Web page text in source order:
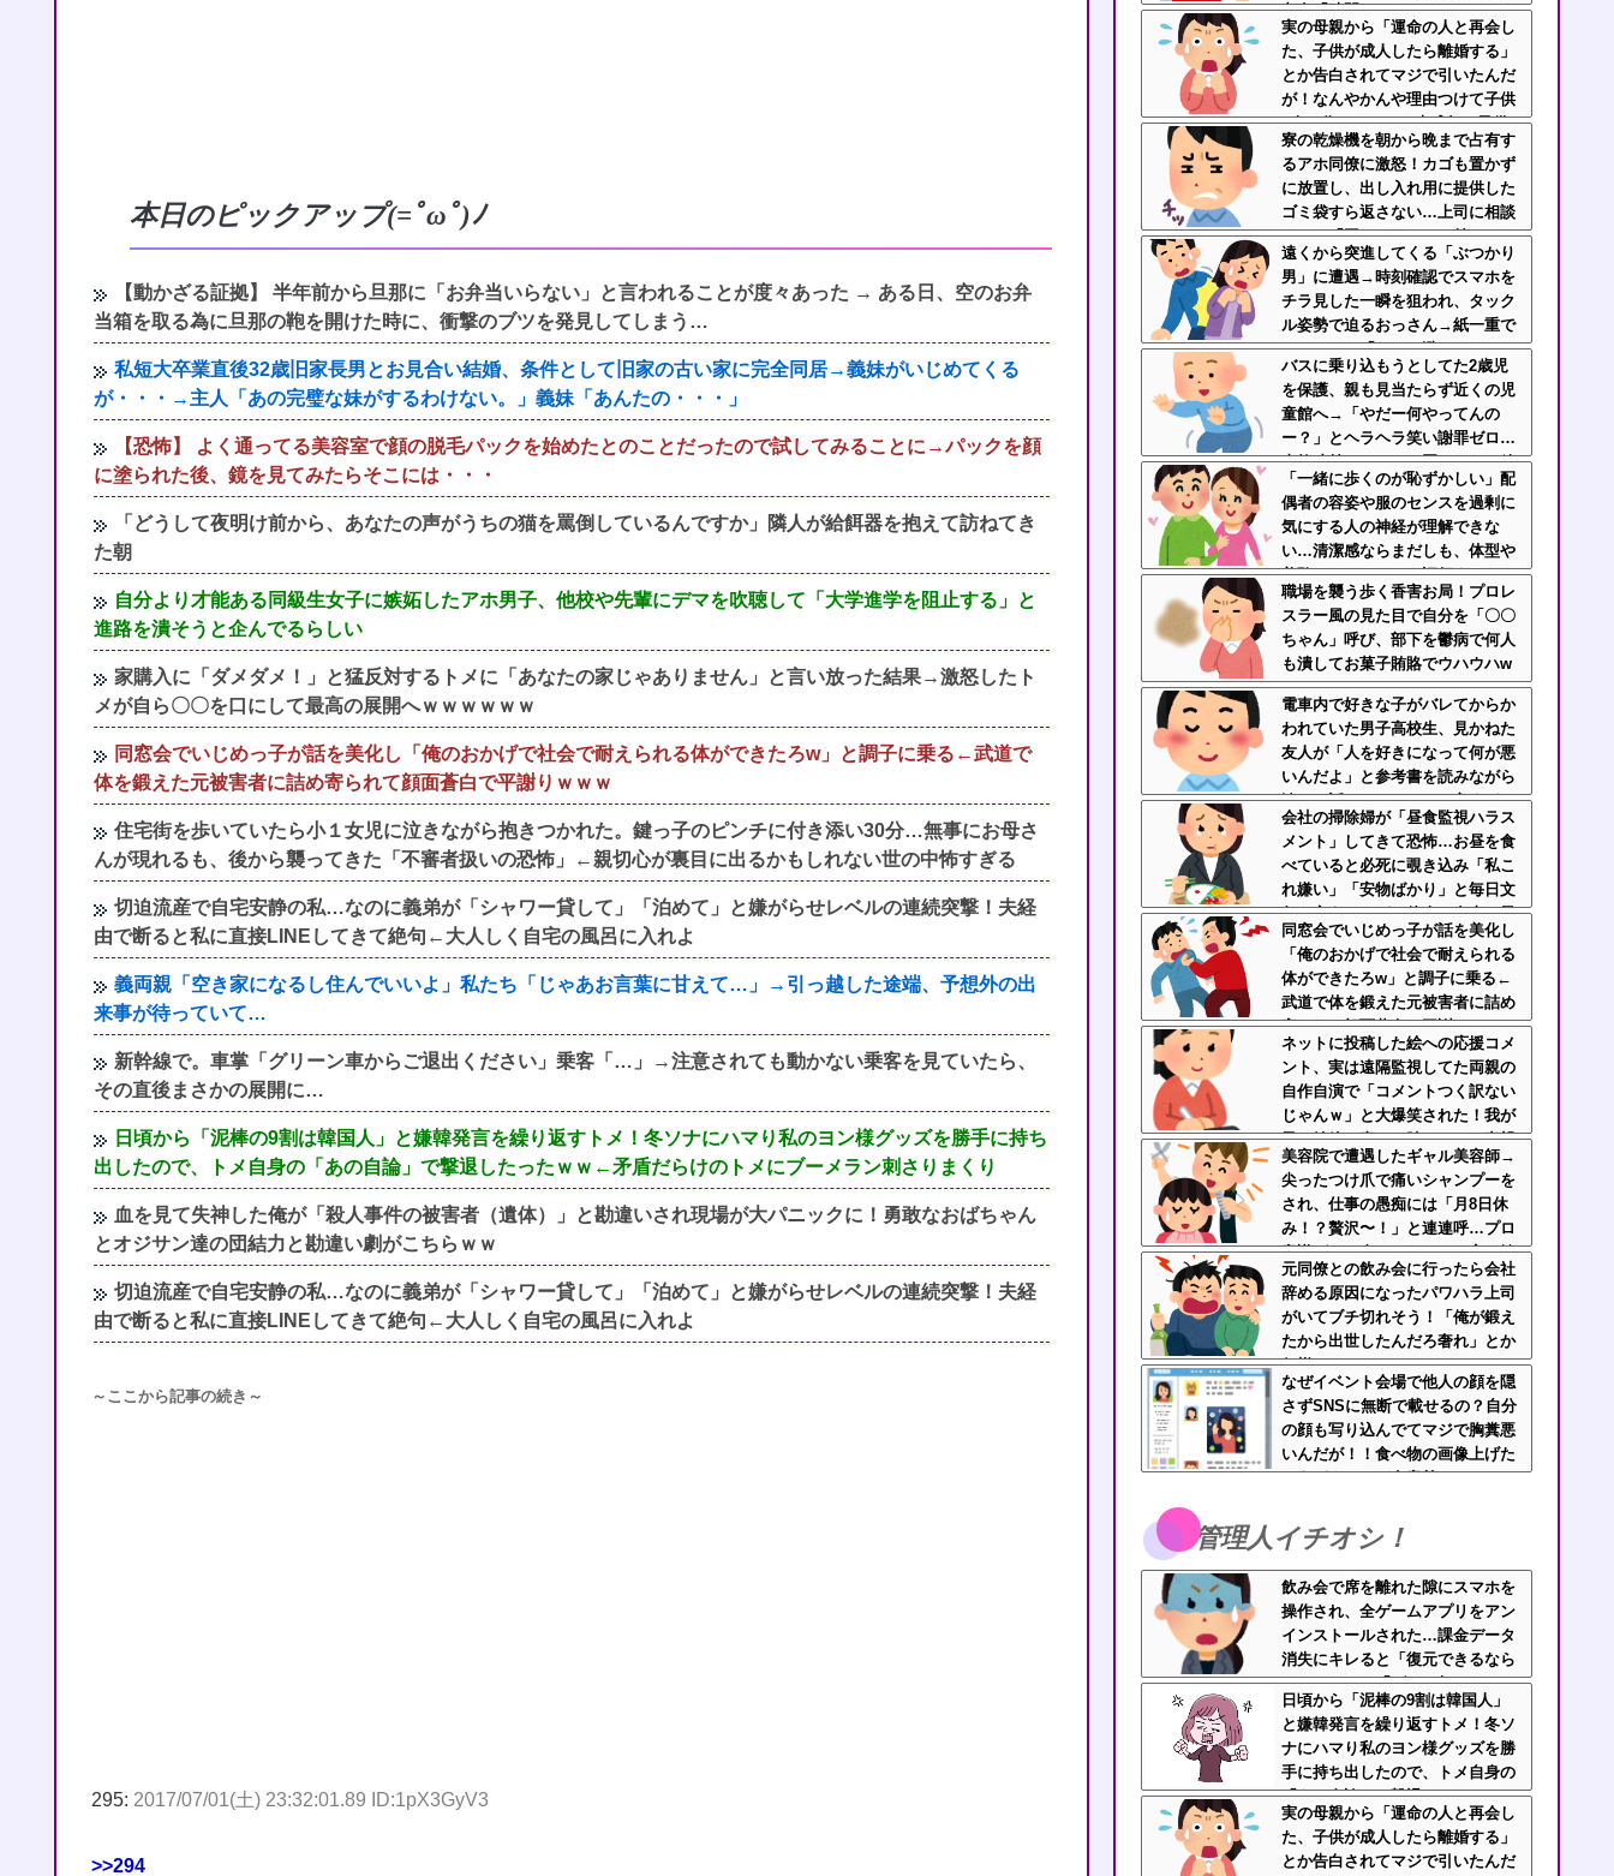
本日のピックアップ(=ﾟωﾟ)ﾉ
【動かざる証拠】 半年前から旦那に「お弁当いらない」と言われることが度々あった → ある日、空のお弁
当箱を取る為に旦那の鞄を開けた時に、衝撃のブツを発見してしまう…
私短大卒業直後32歳旧家長男とお見合い結婚、条件として旧家の古い家に完全同居→義妹がいじめてくる
が・・・→主人「あの完璧な妹がするわけない。」義妹「あんたの・・・」
【恐怖】 よく通ってる美容室で顔の脱毛パックを始めたとのことだったので試してみることに→パックを顔
に塗られた後、鏡を見てみたらそこには・・・
「どうして夜明け前から、あなたの声がうちの猫を罵倒しているんですか」隣人が給餌器を抱えて訪ねてき
た朝
自分より才能ある同級生女子に嫉妬したアホ男子、他校や先輩にデマを吹聴して「大学進学を阻止する」と
進路を潰そうと企んでるらしい
家購入に「ダメダメ！」と猛反対するトメに「あなたの家じゃありません」と言い放った結果→激怒したト
メが自ら〇〇を口にして最高の展開へｗｗｗｗｗｗ
同窓会でいじめっ子が話を美化し「俺のおかげで社会で耐えられる体ができたろw」と調子に乗る←武道で
体を鍛えた元被害者に詰め寄られて顔面蒼白で平謝りｗｗｗ
住宅街を歩いていたら小１女児に泣きながら抱きつかれた。鍵っ子のピンチに付き添い30分…無事にお母さ
んが現れるも、後から襲ってきた「不審者扱いの恐怖」←親切心が裏目に出るかもしれない世の中怖すぎる
切迫流産で自宅安静の私…なのに義弟が「シャワー貸して」「泊めて」と嫌がらせレベルの連続突撃！夫経
由で断ると私に直接LINEしてきて絶句←大人しく自宅の風呂に入れよ
義両親「空き家になるし住んでいいよ」私たち「じゃあお言葉に甘えて…」→引っ越した途端、予想外の出
来事が待っていて…
新幹線で。車掌「グリーン車からご退出ください」乗客「…」→注意されても動かない乗客を見ていたら、
その直後まさかの展開に…
日頃から「泥棒の9割は韓国人」と嫌韓発言を繰り返すトメ！冬ソナにハマり私のヨン様グッズを勝手に持ち
出したので、トメ自身の「あの自論」で撃退したったｗｗ←矛盾だらけのトメにブーメラン刺さりまくり
血を見て失神した俺が「殺人事件の被害者（遺体）」と勘違いされ現場が大パニックに！勇敢なおばちゃん
とオジサン達の団結力と勘違い劇がこちらｗｗ
切迫流産で自宅安静の私…なのに義弟が「シャワー貸して」「泊めて」と嫌がらせレベルの連続突撃！夫経
由で断ると私に直接LINEしてきて絶句←大人しく自宅の風呂に入れよ
～ここから記事の続き～
295: 2017/07/01(土) 23:32:01.89 ID:1pX3GyV3
>>294
占有「時間かかるねー」じゃねえ
よ横取りすんな！
実の母親から「運命の人と再会し
た、子供が成人したら離婚する」
とか告白されてマジで引いたんだ
が！なんやかんや理由つけて子供
4人も作っておいて未成年の子供
に言う話かよ！
寮の乾燥機を朝から晩まで占有す
るアホ同僚に激怒！カゴも置かず
に放置し、出し入れ用に提供した
ゴミ袋すら返さない…上司に相談
しても「困ってるのはお前だけだ
から我慢しろ」←はぁ？！
遠くから突進してくる「ぶつかり
男」に遭遇→時刻確認でスマホを
チラ見した一瞬を狙われ、タック
ル姿勢で迫るおっさん→紙一重で
かわしたら「なんで避けられるん
だよ！」と絶叫逃走
バスに乗り込もうとしてた2歳児
を保護、親も見当たらず近くの児
童館へ→「やだー何やってんの
ー？」とヘラヘラ笑い謝罪ゼロ…
事故寸前だったのに悪びれない放
置親なんなの？
「一緒に歩くのが恥ずかしい」配
偶者の容姿や服のセンスを過剰に
気にする人の神経が理解できな
い…清潔感ならまだしも、体型や
美醜でパートナーを評価するなよ
職場を襲う歩く香害お局！プロレ
スラー風の見た目で自分を「〇〇
ちゃん」呼び、部下を鬱病で何人
も潰してお菓子賄賂でウハウハw
ｗｗ
電車内で好きな子がバレてからか
われていた男子高校生、見かねた
友人が「人を好きになって何が悪
いんだよ」と参考書を読みながら
淡々と話してた←カッコ良すぎだ
ろ
会社の掃除婦が「昼食監視ハラス
メント」してきて恐怖…お昼を食
べていると必死に覗き込み「私こ
れ嫌い」「安物ばかり」と毎日文
句を言うんだが、他人の食事に異
様な執着を見せるのまじでストレ
同窓会でいじめっ子が話を美化し
「俺のおかげで社会で耐えられる
体ができたろw」と調子に乗る←
武道で体を鍛えた元被害者に詰め
寄られて顔面蒼白で平謝りｗｗｗ
ネットに投稿した絵への応援コメ
ント、実は遠隔監視してた両親の
自作自演で「コメントつく訳ない
じゃんｗ」と大爆笑された！我が
子の純粋な喜びを踏みにじる毒親
と絶縁を決断
美容院で遭遇したギャル美容師→
尖ったつけ爪で痛いシャンプーを
され、仕事の愚痴には「月8日休
み！？贅沢〜！」と連連呼…プロ
意識ゼロの身だしなみと、客に嫉
妬してマウントを取ってくるのが
不快すぎ・・・
元同僚との飲み会に行ったら会社
辞める原因になったパワハラ上司
がいてブチ切れそう！「俺が鍛え
たから出世したんだろ奢れ」とか
何様のつもりだ？
なぜイベント会場で他人の顔を隠
さずSNSに無断で載せるの？自分
の顔も写り込んでてマジで胸糞悪
いんだが！！食べ物の画像上げた
ほうがよっぽど有意義だわ
管理人イチオシ！
飲み会で席を離れた隙にスマホを
操作され、全ゲームアプリをアン
インストールされた…課金データ
消失にキレると「復元できるなら
いいじゃん」「ゲーム如きで」と
逆ギレして帰走
日頃から「泥棒の9割は韓国人」
と嫌韓発言を繰り返すトメ！冬ソ
ナにハマり私のヨン様グッズを勝
手に持ち出したので、トメ自身の
「あの自論」で撃退したったｗｗ
←矛盾だらけのトメにブーメラン
刺さりまくり
実の母親から「運命の人と再会し
た、子供が成人したら離婚する」
とか告白されてマジで引いたんだ